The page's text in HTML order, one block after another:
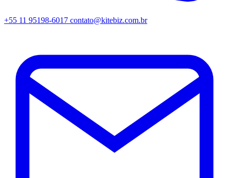
+55 11 95198-6017 contato@kitebiz.com.br